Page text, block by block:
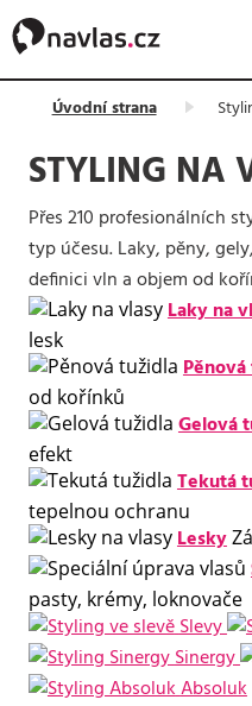
Úvodní strana
STYLING NA
Přes 210 profesionálních
typ účesu. Laky, pěny,
definici vln a objem od
Laky na
lesk
od kořínků
Gelová
efekt
Tekutá
tepelnou ochranu
Lesky
pasty, krémy, loknovače
Slevy
Sinergy
Absoluk